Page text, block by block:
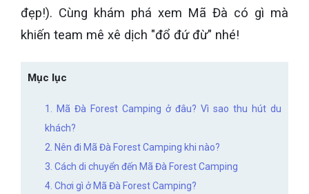
đẹp!). Cùng khám phá xem Mã Đà có gì mà
khiến team mê xê dịch "đổ đứ đừ" nhé!
Mục lục
1. Mã Đà Forest Camping ở đâu? Vì sao thu hút du
khách?
2. Nên đi Mã Đà Forest Camping khi nào?
3. Cách di chuyển đến Mã Đà Forest Camping
4. Chơi gì ở Mã Đà Forest Camping?